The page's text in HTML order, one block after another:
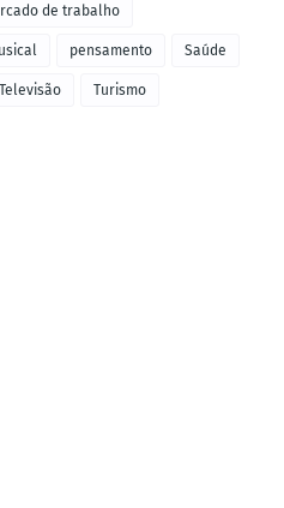
de trabalho
pensamento Saúde
Televisão Turismo